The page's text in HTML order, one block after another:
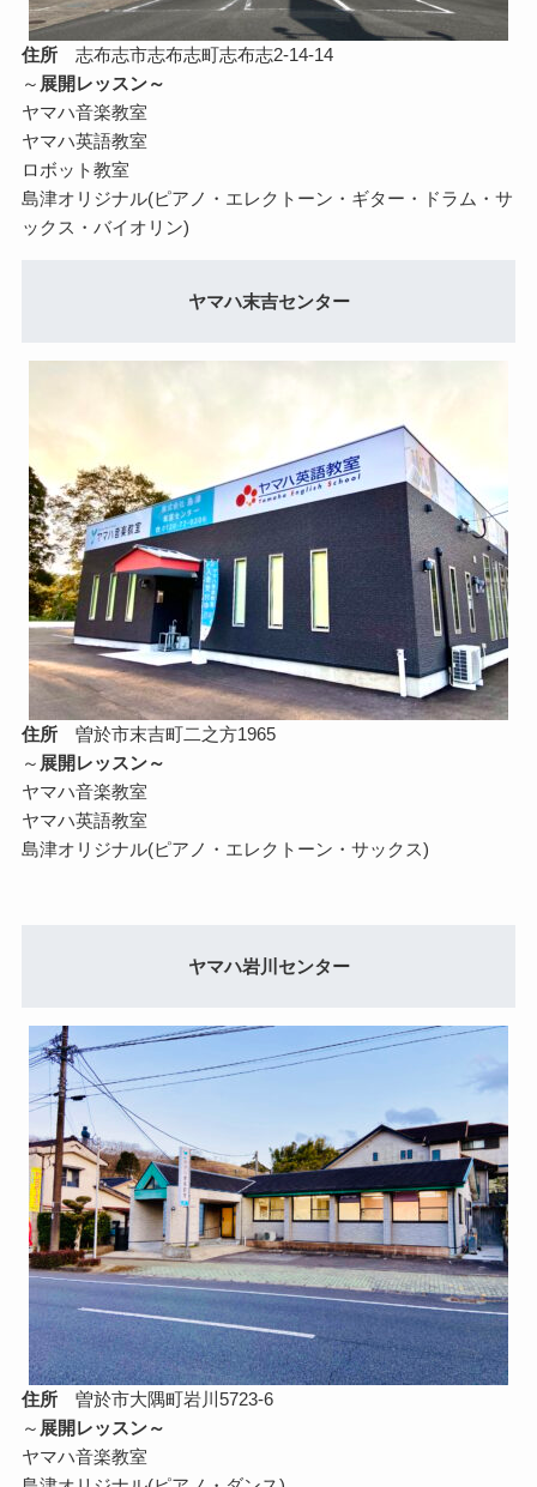
住所志布志市志布志町志布志2-14-14
～ 展開レッスン～
ヤマハ音楽教室
ヤマハ英語教室
ロボット教室
島津オリジナル(ピアノ・エレクトーン・ギター・ドラム・サ
ックス・バイオリン)
ヤマハ末吉センター
住所曽於市末吉町二之方1965
～ 展開レッスン～
ヤマハ音楽教室
ヤマハ英語教室
島津オリジナル(ピアノ・エレクトーン・サックス)
ヤマハ岩川センター
住所曽於市大隅町岩川5723-6
～ 展開レッスン～
ヤマハ音楽教室